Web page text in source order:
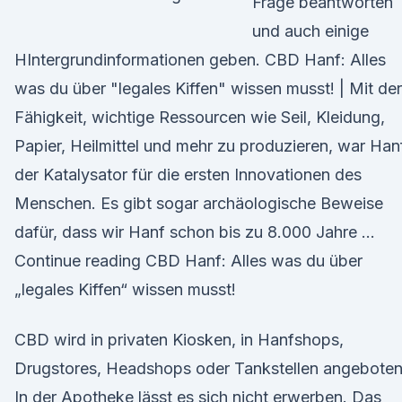
und auch einige
HIntergrundinformationen geben. CBD Hanf: Alles
was du über "legales Kiffen" wissen musst! | Mit der
Fähigkeit, wichtige Ressourcen wie Seil, Kleidung,
Papier, Heilmittel und mehr zu produzieren, war
der Katalysator für die ersten Innovationen des
Menschen. Es gibt sogar archäologische Beweise
dafür, dass wir Hanf schon bis zu 8.000 Jahre …
Continue reading CBD Hanf: Alles was du über
„legales Kiffen“ wissen musst!
CBD wird in privaten Kiosken, in Hanfshops,
Drugstores, Headshops oder Tankstellen
In der Apotheke lässt es sich nicht erwerben. Das